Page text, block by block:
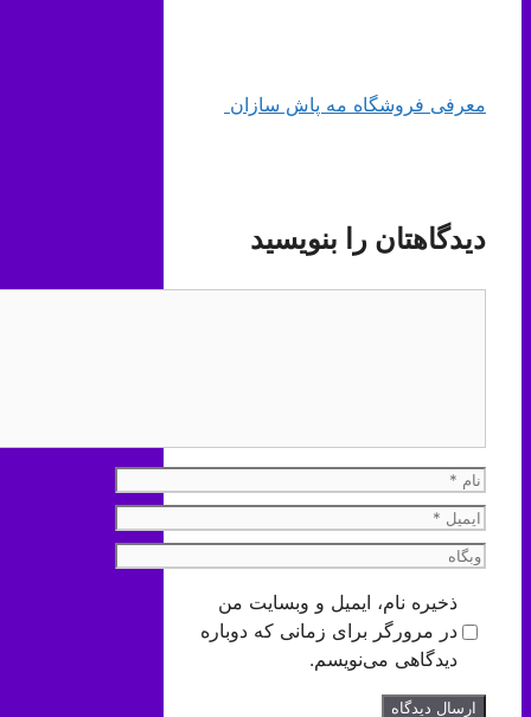
معرفی فروشگاه مه پاش سازان
دیدگاهتان را بنویسید
نام
ایمیل
وبگاه
ذخیره نام، ایمیل و وبسایت من
در مرورگر برای زمانی که دوباره
دیدگاهی می‌نویسم.